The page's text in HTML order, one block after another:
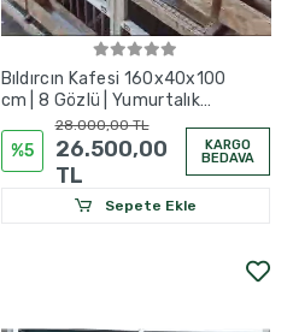
Bıldırcın Kafesi 160x40x100
cm | 8 Gözlü | Yumurtalık
Sistemli
%5
28.000,00 TL
26.500,00
TL
KARGO
BEDAVA
Sepete Ekle